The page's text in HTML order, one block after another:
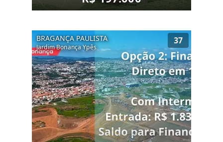
BRAGANÇA PAULISTA
Jardim Bonança Ypês
37